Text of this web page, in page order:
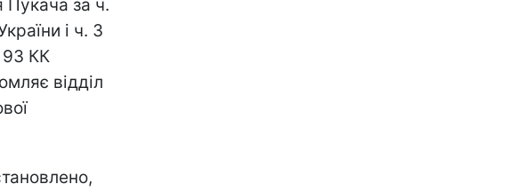
Пукача за ч.
і ч. 3
93 КК
відділ